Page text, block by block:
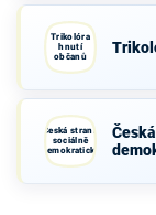
Trikolóra
hnutí
občanů
Česká strana
sociálně
demokratická